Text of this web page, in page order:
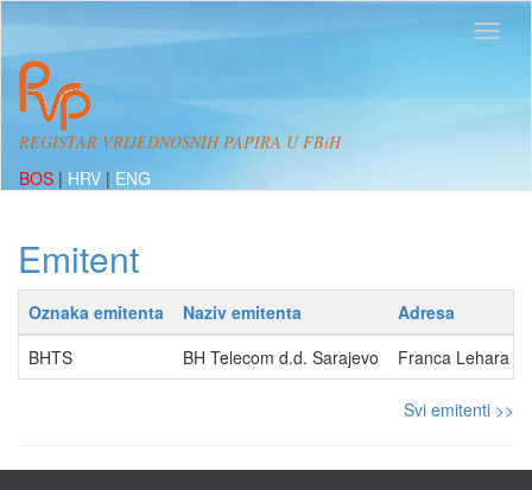
REGISTAR VRIJEDNOSNIH PAPIRA U FBiH
BOS | HRV | ENG
Emitent
Oznaka emitenta Naziv emitenta
Adresa
BHTS
BH Telecom d.d. Sarajevo Franca Lehara
Svi emitenti >>